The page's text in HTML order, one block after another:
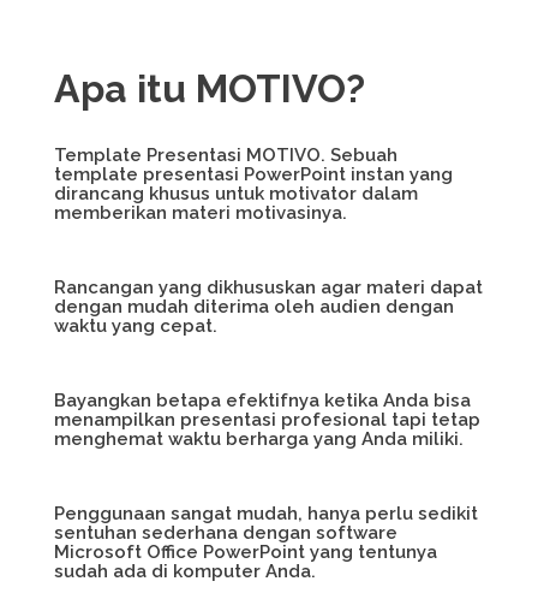
Apa itu MOTIVO?
Template Presentasi MOTIVO. Sebuah
template presentasi PowerPoint instan yang
dirancang khusus untuk motivator dalam
memberikan materi motivasinya.
Rancangan yang dikhususkan agar materi dapat
dengan mudah diterima oleh audien dengan
waktu yang cepat.
Bayangkan betapa efektifnya ketika Anda bisa
menampilkan presentasi profesional tapi tetap
menghemat waktu berharga yang Anda miliki.
Penggunaan sangat mudah, hanya perlu sedikit
sentuhan sederhana dengan software
Microsoft Office PowerPoint yang tentunya
sudah ada di komputer Anda.